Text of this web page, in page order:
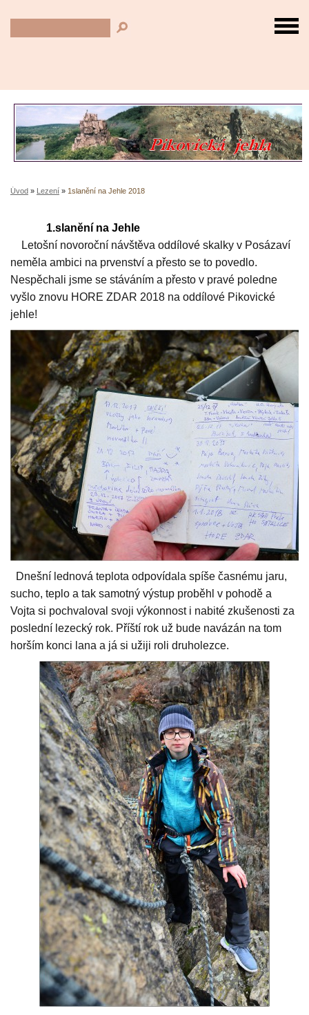
Úvod » Lezení » 1slanění na Jehle 2018
1.slanění na Jehle
Letošní novoroční návštěva oddílové skalky v Posázaví
neměla ambici na prvenství a přesto se to povedlo.
Nespěchali jsme se stáváním a přesto v pravé poledne
vyšlo znovu HORE ZDAR 2018 na oddílové Pikovické
jehle!
Dnešní lednová teplota odpovídala spíše časnému jaru,
sucho, teplo a tak samotný výstup proběhl v pohodě a
Vojta si pochvaloval svoji výkonnost i nabité zkušenosti za
poslední lezecký rok. Příští rok už bude navázán na tom
horším konci lana a já si užiji roli druholezce.